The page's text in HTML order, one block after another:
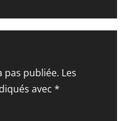
pas publiée. Les
avec *